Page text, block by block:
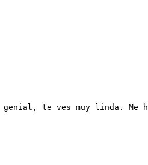
genial, te ves muy linda. Me